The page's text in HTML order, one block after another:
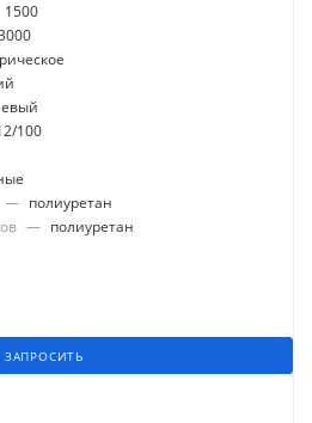
1500
100
— полиуретан
— полиуретан
ЗАПРОСИТЬ